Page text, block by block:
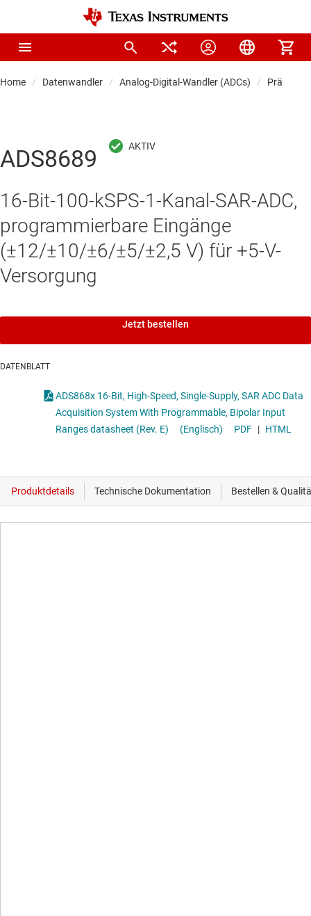
Home Datenwandler Analog-Digital-Wandler (ADCs)
ADS8689
16-Bit-100-kSPS-1-Kanal-SAR-ADC,
programmierbare Eingänge
(±12/±10/±6/±5/±2,5 V) für +5-V-
Versorgung
Jetzt bestellen
DATENBLATT
ADS868x 16-Bit, High-Speed, Single-Supply, SAR ADC Data
Acquisition System With Programmable, Bipolar Input
Ranges datasheet (Rev. E)
(Englisch) PDF | HTML